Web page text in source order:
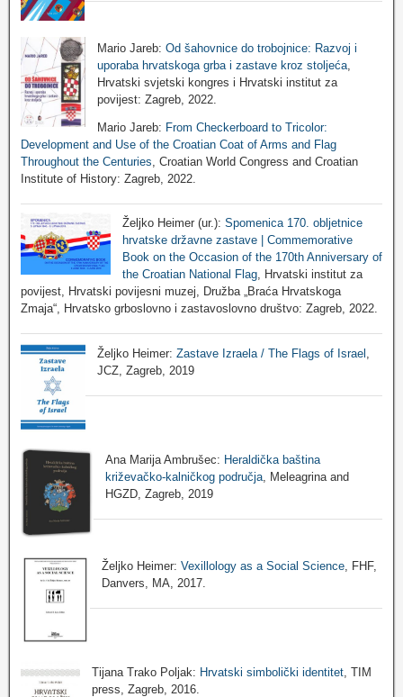
Mario Jareb: Od šahovnice do trobojnice: Razvoj i
uporaba hrvatskoga grba i zastave kroz stoljeća,
Hrvatski svjetski kongres i Hrvatski institut za
povijest: Zagreb, 2022.
Mario Jareb: From Checkerboard to Tricolor:
Development and Use of the Croatian Coat of Arms and Flag
Throughout the Centuries , Croatian World Congress and Croatian
Institute of History: Zagreb, 2022.
Željko Heimer (ur.): Spomenica 170. obljetnice
hrvatske državne zastave | Commemorative
Book on the Occasion of the 170th Anniversary of
the Croatian National Flag, Hrvatski institut za
povijest, Hrvatski povijesni muzej, Družba „Braća Hrvatskoga
Zmaja“, Hrvatsko grboslovno i zastavoslovno društvo: Zagreb, 2022.
Željko Heimer:Zastave Izraela / The Flags of Israel
JCZ, Zagreb, 2019
Ana Marija Ambrušec: Heraldička baština
križevačko-kalničkog područja, Meleagrina and
HGZD, Zagreb, 2019
Željko Heimer:Vexillology as a Social Science , FHF,
Danvers, MA, 2017.
Tijana Trako Poljak: Hrvatski simbolički identitet , TIM
press, Zagreb, 2016.